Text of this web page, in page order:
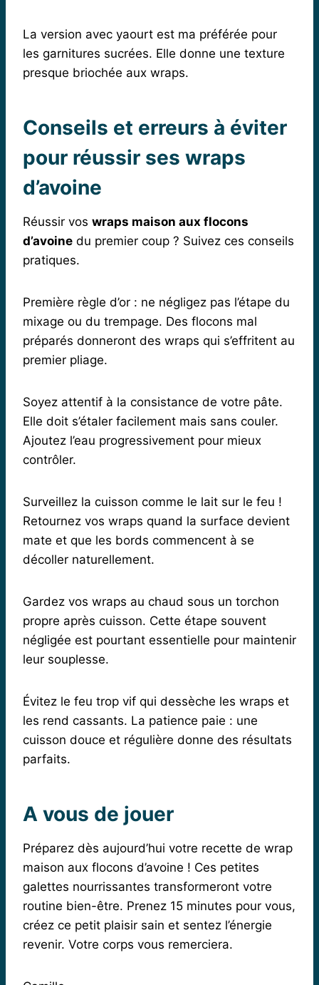
La version avec yaourt est ma préférée pour
les garnitures sucrées. Elle donne une texture
presque briochée aux wraps.
Conseils et erreurs à éviter
pour réussir ses wraps
d’avoine
Réussir vos wraps maison aux flocons
d’avoine du premier coup ? Suivez ces conseils
pratiques.
Première règle d’or : ne négligez pas l’étape du
mixage ou du trempage. Des flocons mal
préparés donneront des wraps qui s’effritent au
premier pliage.
Soyez attentif à la consistance de votre pâte.
Elle doit s’étaler facilement mais sans couler.
Ajoutez l’eau progressivement pour mieux
contrôler.
Surveillez la cuisson comme le lait sur le feu !
Retournez vos wraps quand la surface devient
mate et que les bords commencent à se
décoller naturellement.
Gardez vos wraps au chaud sous un torchon
propre après cuisson. Cette étape souvent
négligée est pourtant essentielle pour maintenir
leur souplesse.
Évitez le feu trop vif qui dessèche les wraps et
les rend cassants. La patience paie : une
cuisson douce et régulière donne des résultats
parfaits.
A vous de jouer
Préparez dès aujourd’hui votre recette de wrap
maison aux flocons d’avoine ! Ces petites
galettes nourrissantes transformeront votre
routine bien-être. Prenez 15 minutes pour vous,
créez ce petit plaisir sain et sentez l’énergie
revenir. Votre corps vous remerciera.